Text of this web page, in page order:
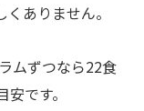
ありません。
ムずつなら22食
です。